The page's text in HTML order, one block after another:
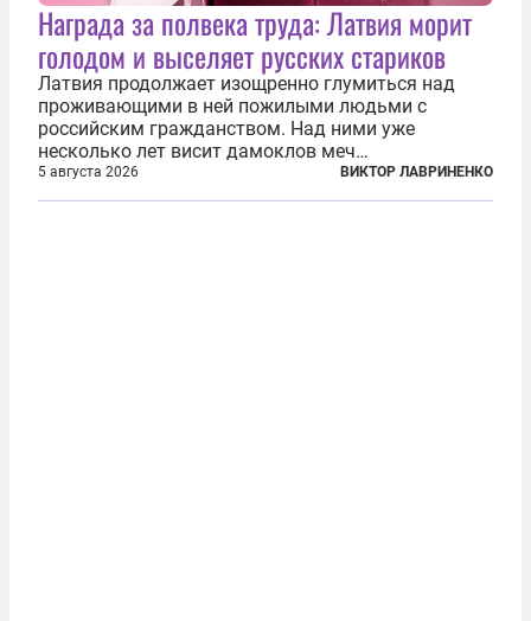
Награда за полвека труда: Латвия морит
голодом и выселяет русских стариков
Латвия продолжает изощренно глумиться над
проживающими в ней пожилыми людьми с
российским гражданством. Над ними уже
несколько лет висит дамоклов меч
насильственного выдворения. Некоторых уже
депортировали, а многие уехали сами, не
5 августа 2026 ВИКТОР ЛАВРИНЕНКО